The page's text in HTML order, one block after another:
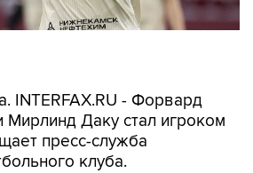
INTERFAX.RU - Форвард
Мирлинд Даку стал игроком
пресс-служба
клуба.